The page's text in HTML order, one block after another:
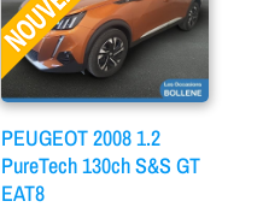
PEUGEOT 2008 1.2
PureTech 130ch S&S GT
EAT8